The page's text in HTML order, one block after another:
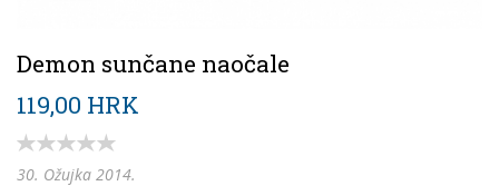
Demon sunčane naočale
119,00 HRK
30. Ožujka 2014.